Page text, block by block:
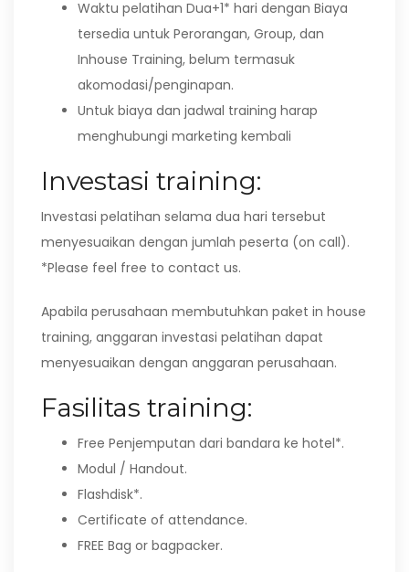
Waktu pelatihan Dua+1* hari dengan Biaya
tersedia untuk Perorangan, Group, dan
Inhouse Training, belum termasuk
akomodasi/penginapan.
Untuk biaya dan jadwal training harap
menghubungi marketing kembali
Investasi training:
Investasi pelatihan selama dua hari tersebut
menyesuaikan dengan jumlah peserta (on call).
*Please feel free to contact us.
Apabila perusahaan membutuhkan paket in house
training, anggaran investasi pelatihan dapat
menyesuaikan dengan anggaran perusahaan.
Fasilitas training:
Free Penjemputan dari bandara ke hotel*.
Modul / Handout.
Flashdisk*.
Certificate of attendance.
FREE Bag or bagpacker.